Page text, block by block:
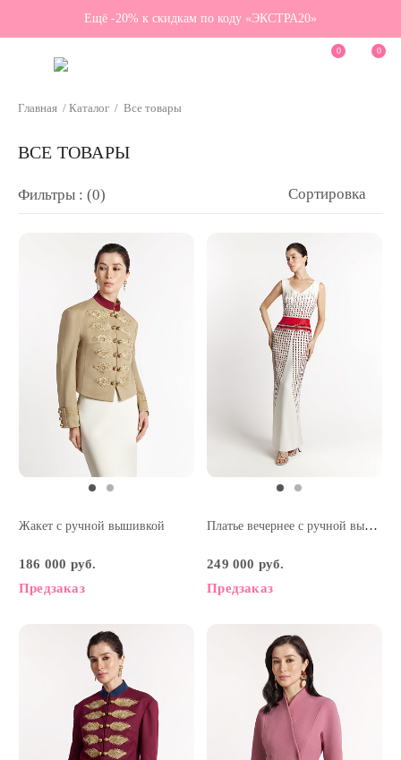
0 0
Главная / Каталог / Все товары
Ещё -20% к скидкам по коду «ЭКСТРА20»
ВСЕ ТОВАРЫ
Фильтры : (0)
Наличие в бутиках
Сортировка
Жакет с ручной вышивкой
186 000 руб.
Предзаказ
Платье вечернее с ручной вышивкой
249 000 руб.
Предзаказ